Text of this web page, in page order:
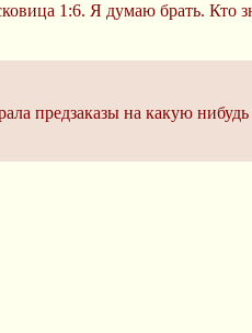
1:6. Я думаю брать. Кто
предзаказы на какую